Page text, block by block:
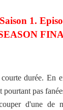
1.
durée. En
pourtant pas
d'une de